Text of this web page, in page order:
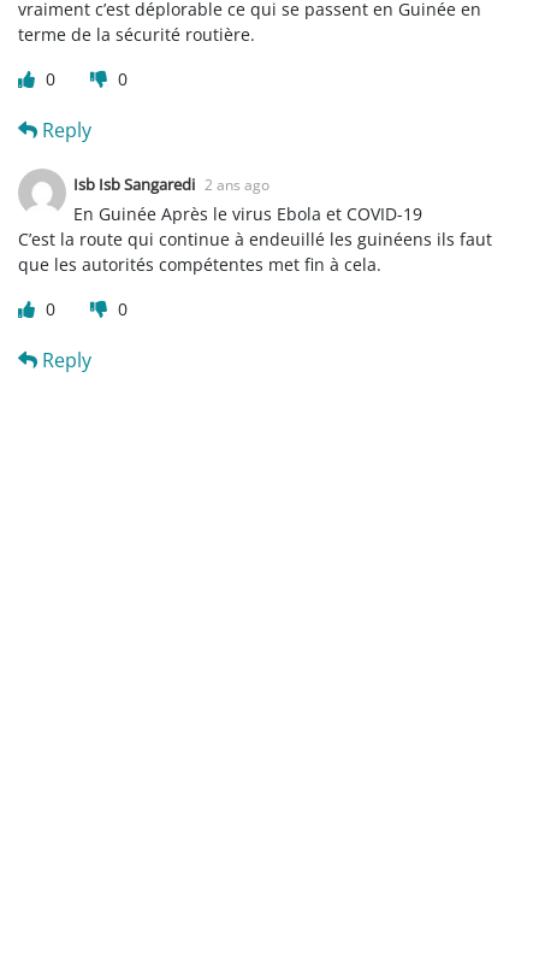
vraiment c’est déplorable ce qui se passent en Guinée en
terme de la sécurité routière.
0
0
Reply
Isb Isb Sangaredi 2 ans ago
En Guinée Après le virus Ebola et COVID-19
C’est la route qui continue à endeuillé les guinéens ils faut
que les autorités compétentes met fin à cela.
0
0
Reply